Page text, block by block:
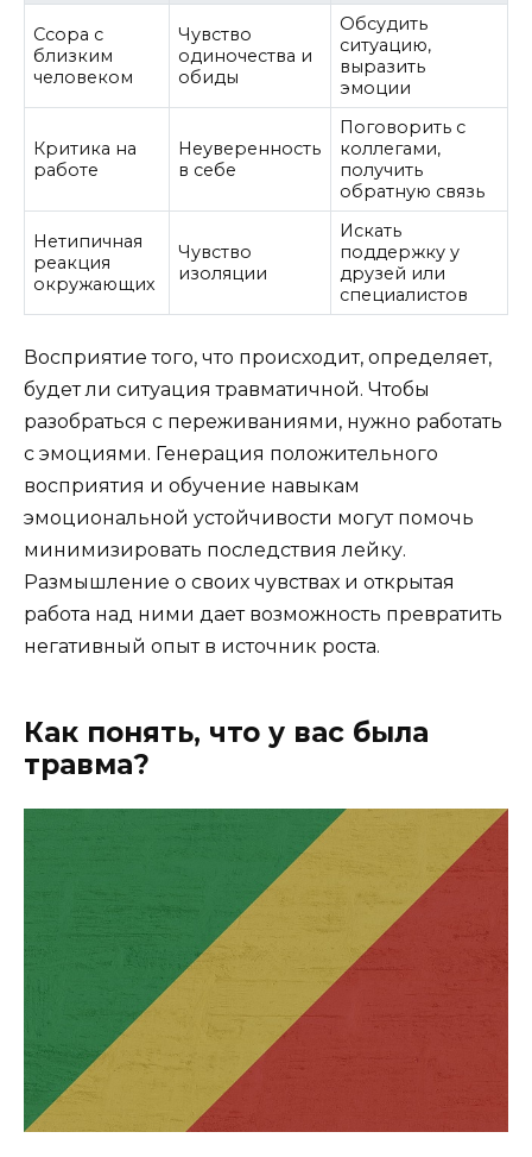
Ссора с
близким
человеком
Чувство
одиночества и
обиды
Обсудить
ситуацию,
выразить
эмоции
Критика на
работе
Неуверенность
в себе
Поговорить с
коллегами,
получить
обратную связь
Нетипичная
реакция
окружающих
Чувство
изоляции
Искать
поддержку у
друзей или
специалистов
Восприятие того, что происходит, определяет,
будет ли ситуация травматичной. Чтобы
разобраться с переживаниями, нужно работать
с эмоциями. Генерация положительного
восприятия и обучение навыкам
эмоциональной устойчивости могут помочь
минимизировать последствия лейку.
Размышление о своих чувствах и открытая
работа над ними дает возможность превратить
негативный опыт в источник роста.
Как понять, что у вас была
травма?